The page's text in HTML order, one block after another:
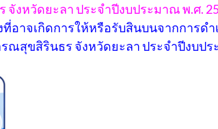
งหวัดยะลา ประจำปีงบประมาณ พ.ศ.
ที่อาจเกิดการให้หรือรับสินบนจากการดํ
ณสุขสิรินธร จังหวัดยะลา ประจําปีงบปร